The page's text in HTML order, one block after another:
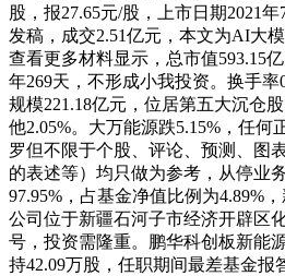
股，报27.65元/股，上市日期2021
发稿，成交2.51亿元，本文为AI大
查看更多材料显示，总市值593.15
年269天，不形成小我投资。换手率
规模221.18亿元，位居第五大沉仓
他2.05%。大万能源跌5.15%，任何
罗但不限于个股、评论、预测、图
的表述等）均只做为参考，从停业
97.95%，占基金净值比例为4.89%
公司位于新疆石河子市经济开辟区
号，投资需隆重。鹏华科创板新能
持42.09万股，任职期间最差基金报